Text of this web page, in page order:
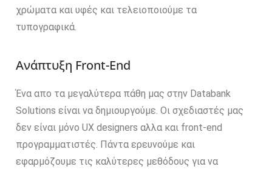
χρώματα και υφές και τελειοποιούμε τα
τυπογραφικά.
Ανάπτυξη Front-End
Ένα απο τα μεγαλύτερα πάθη μας στην Databank
Solutions είναι να δημιουργούμε. Οι σχεδιαστές μας
δεν είναι μόνο UX designers αλλα και front-end
προγραμματιστές. Πάντα ερευνούμε και
εφαρμόζουμε τις καλύτερες μεθόδους για να